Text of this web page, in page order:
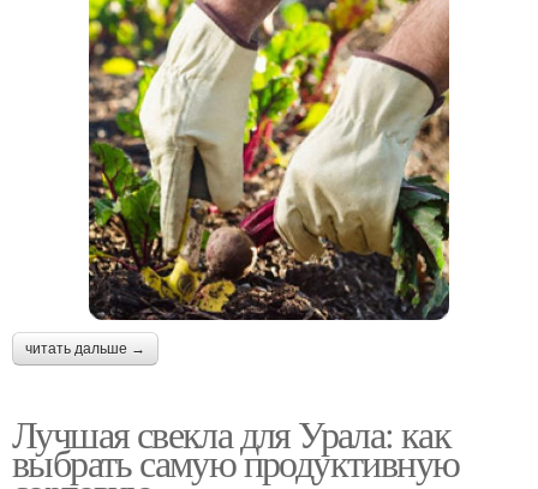
читать дальше →
Лучшая свекла для Урала: как
выбрать самую продуктивную